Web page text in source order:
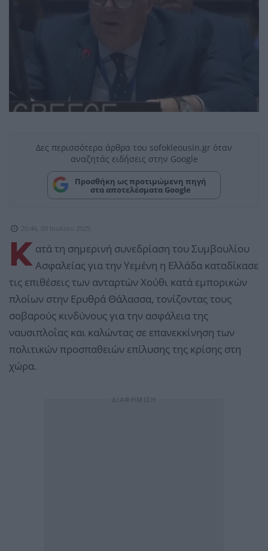
Δες περισσότερα άρθρα του sofokleousin.gr όταν
αναζητάς ειδήσεις στην Google
Προσθήκη ως προτιμώμενη πηγή
στα αποτελέσματα Google
20:46, 09 Ιουλίου 2025
Κ ατά τη σημερινή συνεδρίαση του Συμβουλίου
Ασφαλείας για την Υεμένη η Ελλάδα καταδίκασε
τις επιθέσεις των ανταρτών Χούθι κατά εμπορικών
πλοίων στην Ερυθρά Θάλασσα, τονίζοντας τους
σοβαρούς κινδύνους για την ασφάλεια της
ναυσιπλοΐας και καλώντας σε επανεκκίνηση των
πολιτικών προσπαθειών επίλυσης της κρίσης στη
χώρα.